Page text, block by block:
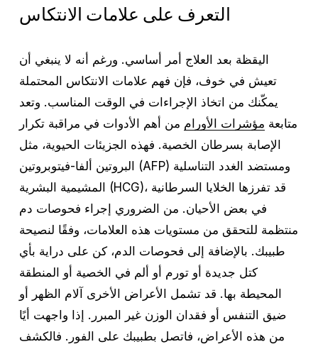
التعرف على علامات الانتكاس
اليقظة بعد العلاج أمر أساسي. ورغم أنه لا ينبغي أن
تعيش في خوف، فإن فهم علامات الانتكاس المحتملة
يمكّنك من اتخاذ الإجراءات في الوقت المناسب. وتعد
متابعة مؤشرات الأورام من أهم الأدوات في مراقبة تكرار
الإصابة بسرطان الخصية. فهذه الجزيئات الحيوية، مثل
البروتين ألفا-فيتوبروتين (AFP) ومستضد الغدد التناسلية
المشيمية البشرية (HCG)، قد تفرزها الخلايا السرطانية
في بعض الأحيان. من الضروري إجراء فحوصات دم
منتظمة للتحقق من مستويات هذه العلامات، وفقًا لنصيحة
طبيبك. بالإضافة إلى فحوصات الدم، كن على دراية بأي
كتل جديدة أو تورم أو ألم في الخصية أو المنطقة
المحيطة بها. قد تشمل الأعراض الأخرى آلام الظهر أو
ضيق التنفس أو فقدان الوزن غير المبرر. إذا واجهت أيًا
من هذه الأعراض، فاتصل بطبيبك على الفور. فالكشف